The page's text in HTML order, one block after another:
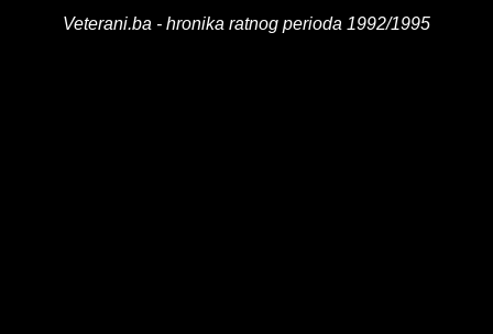
Veterani.ba - hronika ratnog perioda 1992/1995